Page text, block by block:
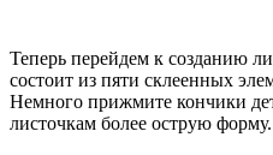
Теперь перейдем к созданию
состоит из пяти склеенных
Немного прижмите кончики
листочкам более острую форму.